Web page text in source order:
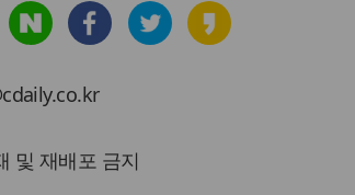
및 재배포 금지